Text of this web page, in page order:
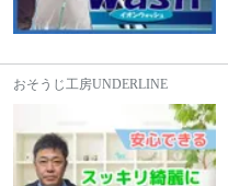
おそうじ工房UNDERLINE